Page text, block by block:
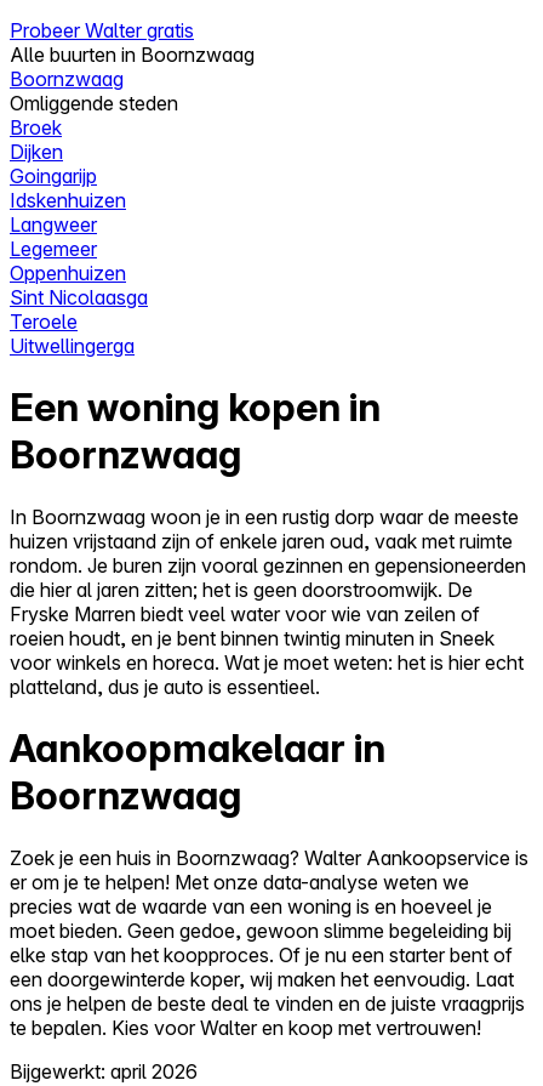
Probeer Walter gratis
Alle buurten in Boornzwaag
Boornzwaag
Omliggende steden
Broek
Dijken
Goingarijp
Idskenhuizen
Langweer
Legemeer
Oppenhuizen
Sint Nicolaasga
Teroele
Uitwellingerga
Een woning kopen in
Boornzwaag
In Boornzwaag woon je in een rustig dorp waar de meeste
huizen vrijstaand zijn of enkele jaren oud, vaak met ruimte
rondom. Je buren zijn vooral gezinnen en gepensioneerden
die hier al jaren zitten; het is geen doorstroomwijk. De
Fryske Marren biedt veel water voor wie van zeilen of
roeien houdt, en je bent binnen twintig minuten in Sneek
voor winkels en horeca. Wat je moet weten: het is hier echt
platteland, dus je auto is essentieel.
Aankoopmakelaar in
Boornzwaag
Zoek je een huis in Boornzwaag? Walter Aankoopservice is
er om je te helpen! Met onze data-analyse weten we
precies wat de waarde van een woning is en hoeveel je
moet bieden. Geen gedoe, gewoon slimme begeleiding bij
elke stap van het koopproces. Of je nu een starter bent of
een doorgewinterde koper, wij maken het eenvoudig. Laat
ons je helpen de beste deal te vinden en de juiste vraagprijs
te bepalen. Kies voor Walter en koop met vertrouwen!
Bijgewerkt: april 2026